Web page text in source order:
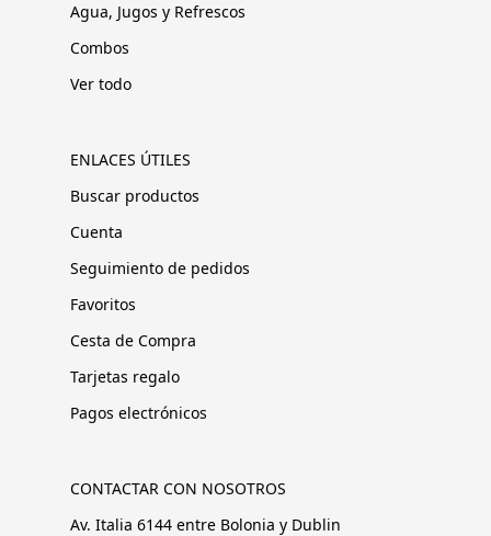
Agua, Jugos y Refrescos
Combos
Ver todo
ENLACES ÚTILES
Buscar productos
Cuenta
Seguimiento de pedidos
Favoritos
Cesta de Compra
Tarjetas regalo
Pagos electrónicos
CONTACTAR CON NOSOTROS
Av. Italia 6144 entre Bolonia y Dublin